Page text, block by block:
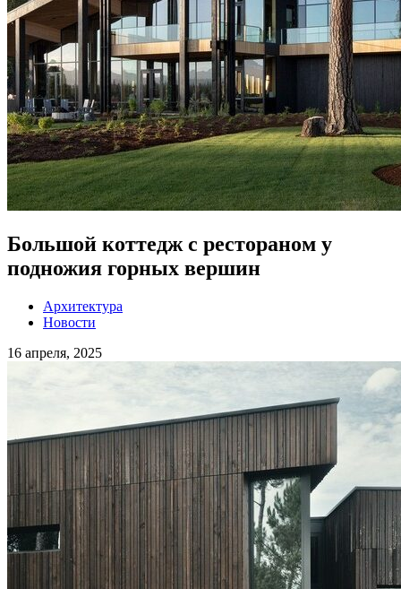
Большой коттедж c рестораном у
подножия горных вершин
Архитектура
Новости
16 апреля, 2025